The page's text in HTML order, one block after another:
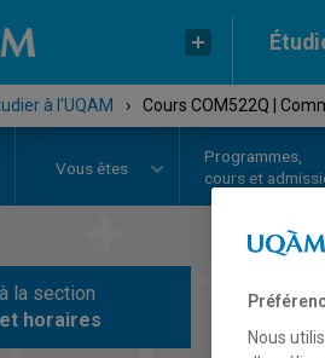
à l'UQAM › Cours COM522Q |
Vous êtes
Programmes,
cours et
la section
horaires
Nous